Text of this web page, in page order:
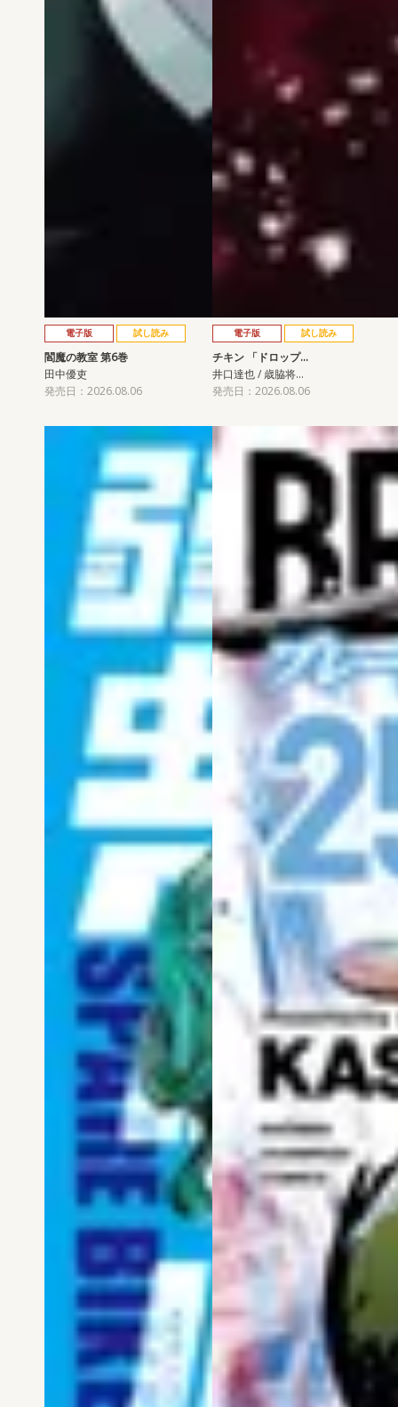
電子版 試し読み
閻魔の教室 第6巻
田中優吏
発売日：2026.08.06
電子版 試し読み
チキン 「ドロップ…
井口達也 / 歳脇将…
発売日：2026.08.06